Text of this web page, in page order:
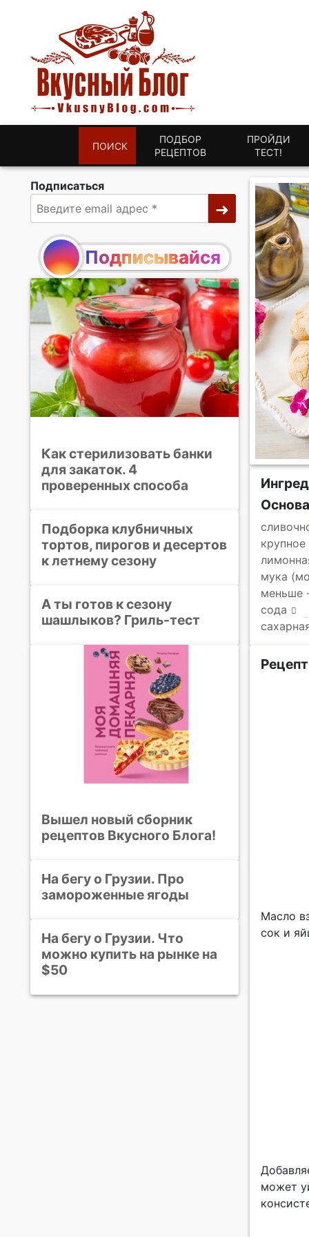
ПОИСК
ПОДБОР
РЕЦЕПТОВ
ПРОЙДИ
ТЕСТ!
Основа
мука
меньше
сода
Масло
сок и
может
Подписаться
Подписывайся
Как стерилизовать банки
для закаток. 4
проверенных способа
Подборка клубничных
тортов, пирогов и десертов
к летнему сезону
А ты готов к сезону
шашлыков? Гриль-тест
Вышел новый сборник
рецептов Вкусного Блога!
На бегу о Грузии. Про
замороженные ягоды
На бегу о Грузии. Что
можно купить на рынке на
$50